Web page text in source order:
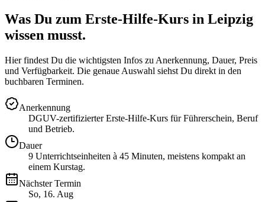
Was Du zum Erste-Hilfe-Kurs in Leipzig
wissen musst.
Hier findest Du die wichtigsten Infos zu Anerkennung, Dauer, Preis
und Verfügbarkeit. Die genaue Auswahl siehst Du direkt in den
buchbaren Terminen.
Anerkennung
DGUV-zertifizierter Erste-Hilfe-Kurs für Führerschein, Beruf
und Betrieb.
Dauer
9 Unterrichtseinheiten à 45 Minuten, meistens kompakt an
einem Kurstag.
Nächster Termin
So, 16. Aug